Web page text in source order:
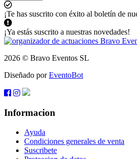
¡Te has suscrito con éxito al boletín de
¡Ya estás suscrito a nuestras novedades!
2026 © Bravo Eventos SL
Diseñado porEventoBot
Informacion
Ayuda
Condiciones generales de venta
Suscribete